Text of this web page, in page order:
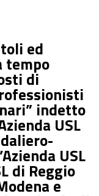
copertura a
– Area dei
indetto in forma
Ospedaliero-
l’Azienda
e l’Azienda
ed
tempo
di
indetto
USL
USL
di Reggio
e